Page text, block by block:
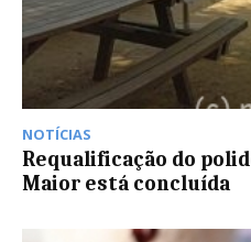
NOTÍCIAS
Requalificação do
Maior está concluída